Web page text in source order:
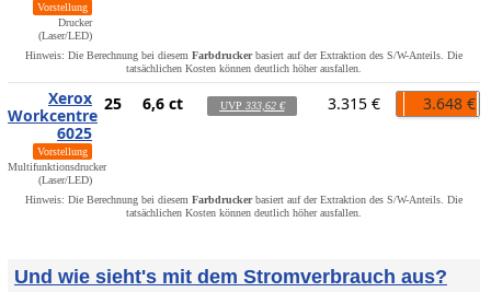
Vorstellung
Drucker
(Laser/LED)
Hinweis: Die Berechnung bei diesem Farbdruckerbasiert auf der Extraktion des S/W-Anteils. Die
tatsächlichen Kosten können deutlich höher ausfallen.
Xerox
Workcentre
6025
Vorstellung
Multifunktionsdrucker
(Laser/LED)
25 6,6 ct UVP 333,62 € 3.315 € 3.648 €
Hinweis: Die Berechnung bei diesem Farbdruckerbasiert auf der Extraktion des S/W-Anteils. Die
tatsächlichen Kosten können deutlich höher ausfallen.
Und wie sieht's mit dem Stromverbrauch aus?